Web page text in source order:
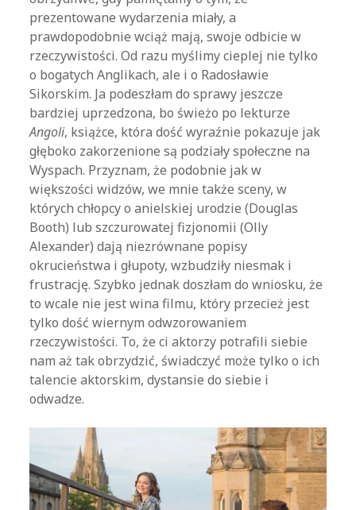
prezentowane wydarzenia miały, a
prawdopodobnie wciąż mają, swoje odbicie w
rzeczywistości. Od razu myślimy cieplej nie tylko
o bogatych Anglikach, ale i o Radosławie
Sikorskim. Ja podeszłam do sprawy jeszcze
bardziej uprzedzona, bo świeżo po lekturze
Angoli, książce, która dość wyraźnie pokazuje jak
głęboko zakorzenione są podziały społeczne na
Wyspach. Przyznam, że podobnie jak w
większości widzów, we mnie także sceny, w
których chłopcy o anielskiej urodzie (Douglas
Booth) lub szczurowatej fizjonomii (Olly
Alexander) dają niezrównane popisy
okrucieństwa i głupoty, wzbudziły niesmak i
frustrację. Szybko jednak doszłam do wniosku, że
to wcale nie jest wina filmu, który przecież jest
tylko dość wiernym odwzorowaniem
rzeczywistości. To, że ci aktorzy potrafili siebie
nam aż tak obrzydzić, świadczyć może tylko o ich
talencie aktorskim, dystansie do siebie i
odwadze.